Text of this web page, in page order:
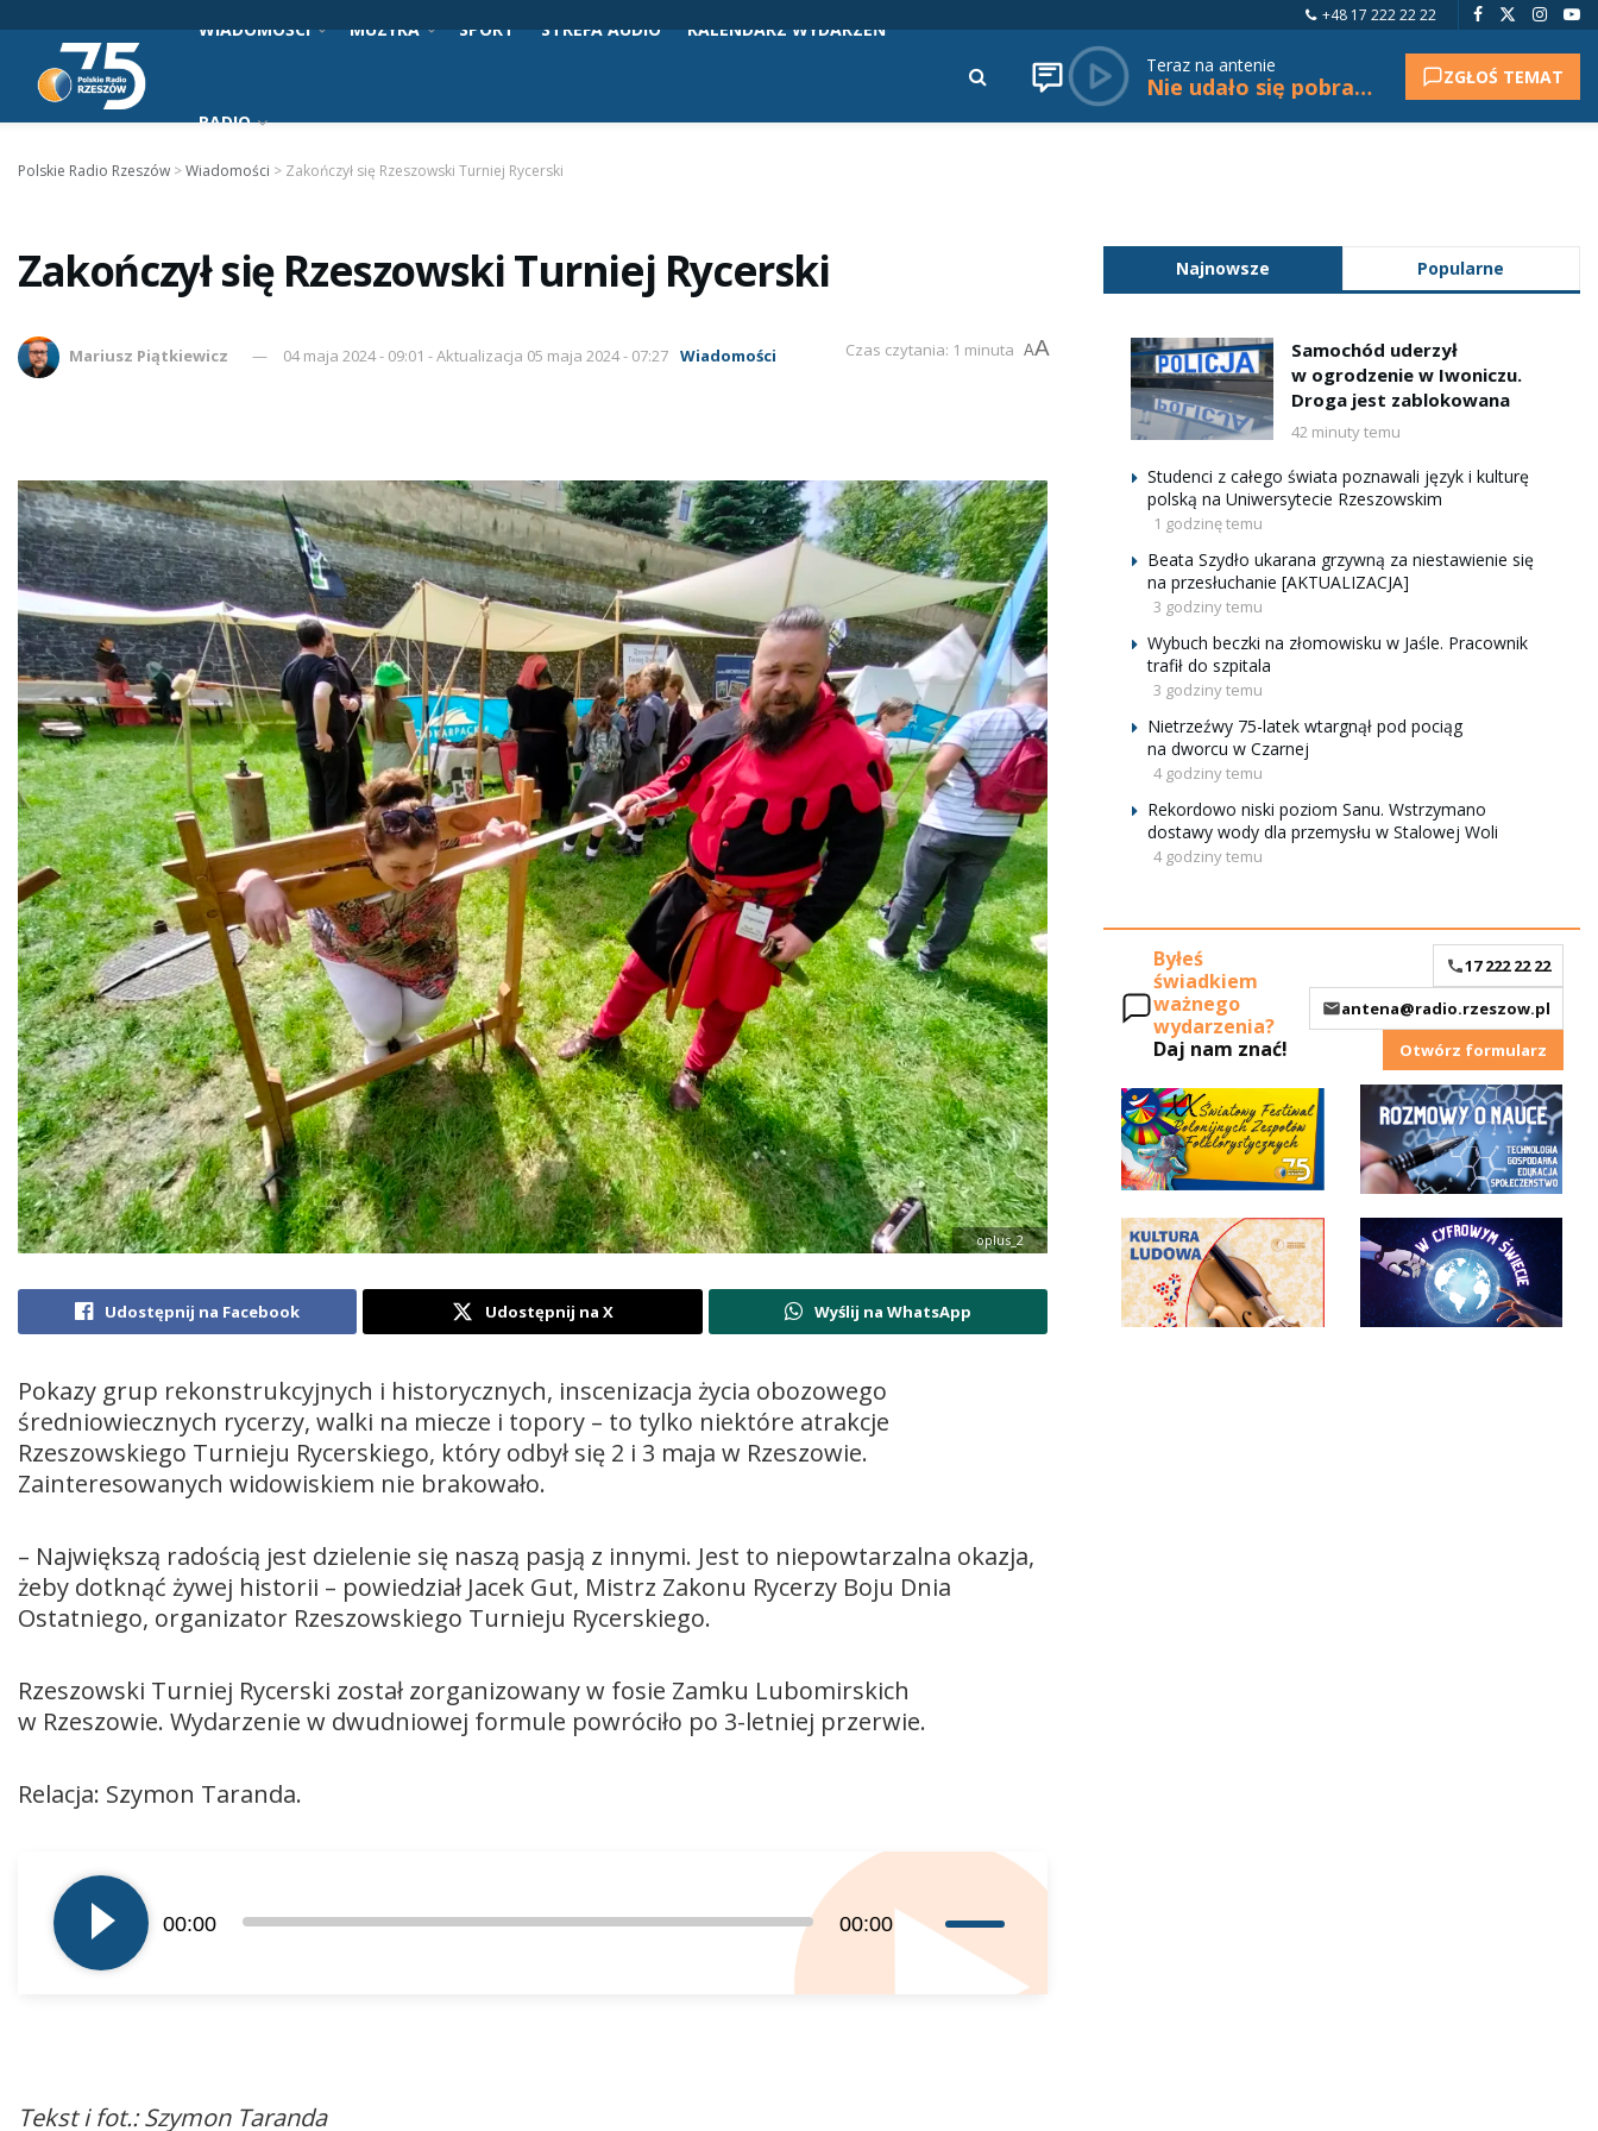
+48 17 222 22 22
WIADOMOŚCI MUZYKA SPORT STREFA AUDIO KALENDARZ WYDARZEŃ
RADIO
Teraz na antenie
Nie udało się pobrać tytułu. ZGŁOŚ TEMAT
Polskie Radio Rzeszów >Wiadomości > Zakończył się Rzeszowski Turniej Rycerski
Zakończył się Rzeszowski Turniej Rycerski
Mariusz Piątkiewicz 04 maja 2024 - 09:01 - Aktualizacja 05 maja 2024 - 07:27 Wiadomości Czas czytania: 1 minuta AA
oplus_2
Udostępnij na Facebook Udostępnij na X Wyślij na WhatsApp
Pokazy grup rekonstrukcyjnych i historycznych, inscenizacja życia obozowego
średniowiecznych rycerzy, walki na miecze i topory – to tylko niektóre atrakcje
Rzeszowskiego Turnieju Rycerskiego, który odbył się 2 i 3 maja w Rzeszowie.
Zainteresowanych widowiskiem nie brakowało.
– Największą radością jest dzielenie się naszą pasją z innymi. Jest to niepowtarzalna okazja,
żeby dotknąć żywej historii – powiedział Jacek Gut, Mistrz Zakonu Rycerzy Boju Dnia
Ostatniego, organizator Rzeszowskiego Turnieju Rycerskiego.
Rzeszowski Turniej Rycerski został zorganizowany w fosie Zamku Lubomirskich
w Rzeszowie. Wydarzenie w dwudniowej formule powróciło po 3-letniej przerwie.
Relacja: Szymon Taranda.
plików
dźwiękowych
00:00 00:00
strzałek
Tekst i fot.: Szymon Taranda
Najnowsze Popularne
Samochód uderzył
w ogrodzenie w Iwoniczu.
Droga jest zablokowana
42 minuty temu
Studenci z całego świata poznawali język i kulturę
polską na Uniwersytecie Rzeszowskim
1 godzinę temu
Beata Szydło ukarana grzywną za niestawienie się
na przesłuchanie [AKTUALIZACJA]
3 godziny temu
Wybuch beczki na złomowisku w Jaśle. Pracownik
trafił do szpitala
3 godziny temu
Nietrzeźwy 75-latek wtargnął pod pociąg
na dworcu w Czarnej
4 godziny temu
Rekordowo niski poziom Sanu. Wstrzymano
dostawy wody dla przemysłu w Stalowej Woli
4 godziny temu
Byłeś
świadkiem
ważnego
wydarzenia?
Daj nam znać!
17 222 22 22
antena@radio.rzeszow.pl
Otwórz formularz